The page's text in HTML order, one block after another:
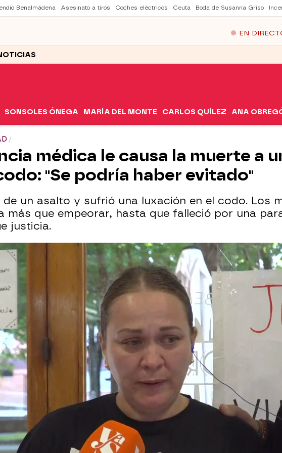
Benalmádena Asesinato a tiros Coches eléctricos Ceuta Boda de Susanna Griso
EN
SONSOLES ÓNEGA MARÍA DEL MONTE CARLOS QUÍLEZ ANA
médica le causa la muerte a
"Se podría haber evitado"
un asalto y sufrió una luxación en el codo. Los
más que empeorar, hasta que falleció por una
justicia.
de 2024, 18:22 Facebook